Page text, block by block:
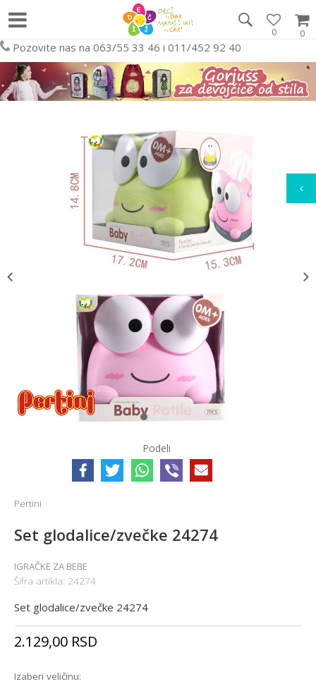
0
0
Pozovite nas na 063/55 33 46 i 011/452 92 40
1 2 3
Podeli
Pertini
Set glodalice/zvečke 24274
IGRAČKE ZA BEBE
Šifra artikla: 24274
Set glodalice/zvečke 24274
2.129,00 RSD
Izaberi veličinu: